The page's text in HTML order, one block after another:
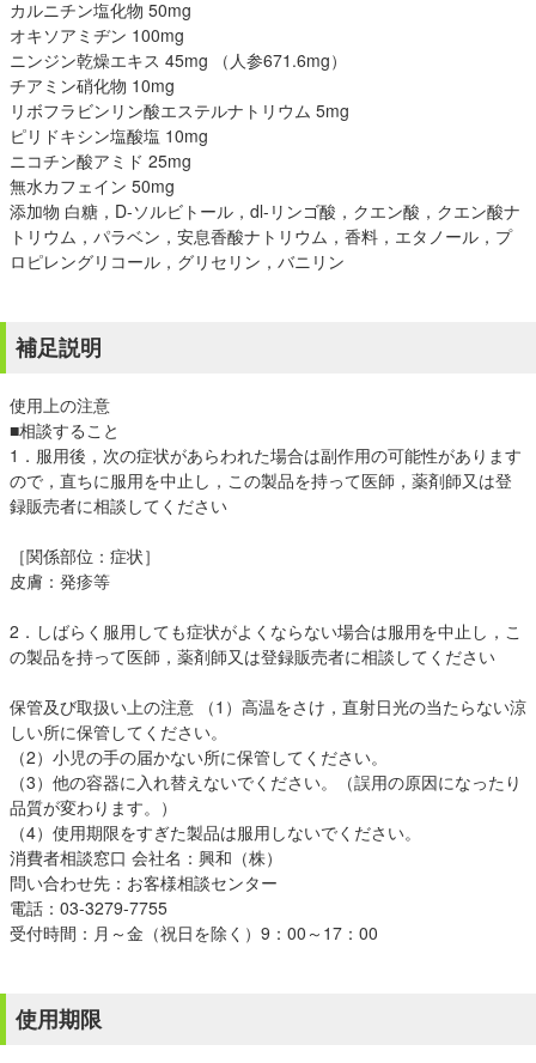
カルニチン塩化物 50mg
オキソアミヂン 100mg
ニンジン乾燥エキス 45mg （人参671.6mg）
チアミン硝化物 10mg
リボフラビンリン酸エステルナトリウム 5mg
ピリドキシン塩酸塩 10mg
ニコチン酸アミド 25mg
無水カフェイン 50mg
添加物 白糖，D-ソルビトール，dl-リンゴ酸，クエン酸，クエン酸ナ
トリウム，パラベン，安息香酸ナトリウム，香料，エタノール，プ
ロピレングリコール，グリセリン，バニリン
補足説明
使用上の注意
■相談すること
1．服用後，次の症状があらわれた場合は副作用の可能性があります
ので，直ちに服用を中止し，この製品を持って医師，薬剤師又は登
録販売者に相談してください
［関係部位：症状］
皮膚：発疹等
2．しばらく服用しても症状がよくならない場合は服用を中止し，こ
の製品を持って医師，薬剤師又は登録販売者に相談してください
保管及び取扱い上の注意 （1）高温をさけ，直射日光の当たらない涼
しい所に保管してください。
（2）小児の手の届かない所に保管してください。
（3）他の容器に入れ替えないでください。（誤用の原因になったり
品質が変わります。）
（4）使用期限をすぎた製品は服用しないでください。
消費者相談窓口 会社名：興和（株）
問い合わせ先：お客様相談センター
電話：03-3279-7755
受付時間：月～金（祝日を除く）9：00～17：00
使用期限